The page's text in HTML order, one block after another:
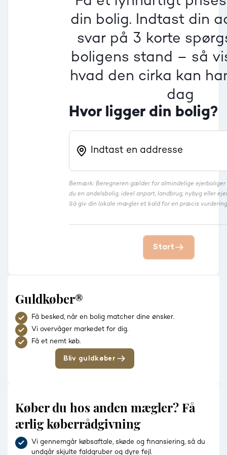
din bolig. Indtast din
svar på 3 korte
boligens stand – så
hvad den cirka kan
dag
Hvor ligger din bolig?
Bemærk: Beregneren gælder for almindelige ejerboliger
du en andelsbolig, ideel anpart, landbrug, nybyg eller
Så giv din lokale mægler et kald for en præcis
Dårlig
Dårlig
Dårlig
Villa
Beregner pris
Start
Guldkøber®
Få besked, når en bolig matcher dine ønsker.
Vi overvåger markedet for dig.
Få et nemt køb.
Bliv guldkøber
Køber du hos anden mægler? Få
ærlig køberrådgivning
Vi gennemgår købsaftale, skøde og finansiering, så du
undgår skjulte faldgruber og dyre fejl.